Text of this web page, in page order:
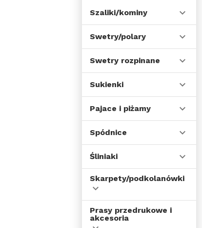
Just cool
Dzieci odzież sportowa
Topy szkoleniowe
Szeroki dekolt
James & nicholson
Sporty drużynowe
T-shirts sublimacyjne
B&c pro collection
Spiro breathe to
perform
Finden & hales
Basic sweats
Odzież dziecięca
sublimacyjne
Szaliki/kominy
Swetry/polary
Swetry rozpinane
Sukienki
Pajace i piżamy
Spódnice
Śliniaki
Skarpety/podkolanówki
Prasy przedrukowe i
akcesoria